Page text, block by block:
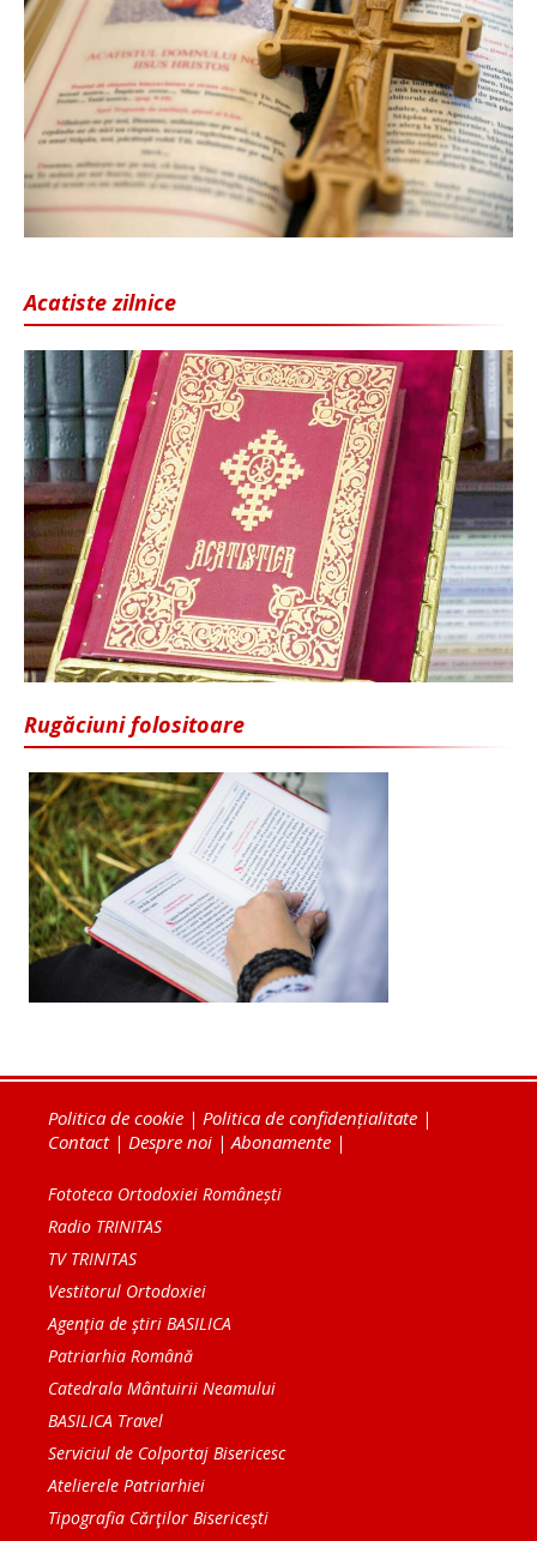
Acatiste zilnice
Rugăciuni folositoare
Politica de cookie | Politica de confidențialitate |
Contact| Despre noi | Abonamente |
Fototeca Ortodoxiei Românești
Radio TRINITAS
TV TRINITAS
Vestitorul Ortodoxiei
Agenţia de ştiri BASILICA
Patriarhia Română
Catedrala Mântuirii Neamului
BASILICA Travel
Serviciul de Colportaj Bisericesc
Atelierele Patriarhiei
Tipografia Cărţilor Bisericeşti